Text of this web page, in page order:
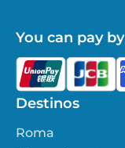
Destinos
Roma
You can pay by